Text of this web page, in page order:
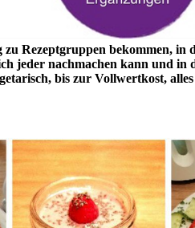
Rezeptgruppen bekommen, in
jeder nachmachen kann und in
bis zur Vollwertkost,